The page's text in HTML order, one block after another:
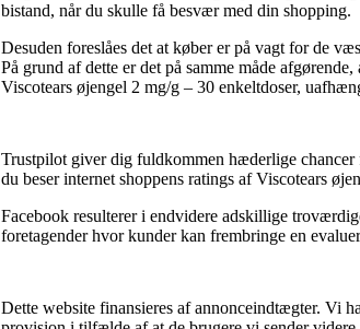
bistand, når du skulle få besvær med din shopping.
Desuden foreslåes det at køber er på vagt for de
På grund af dette er det på samme måde
Viscotears øjengel 2 mg/g – 30 enkeltdoser,
Trustpilot giver dig fuldkommen hæderlige chancer
du beser internet shoppens ratings af Viscotears
Facebook resulterer i endvidere adskillige
foretagender hvor kunder kan frembringe en
Dette website finansieres af annonceindtægter. Vi